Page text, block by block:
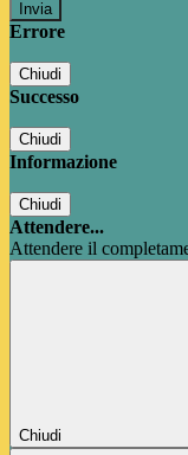
Errore
Chiudi
Successo
Chiudi
Informazione
Chiudi
Attendere...
Attendere il
Chiudi